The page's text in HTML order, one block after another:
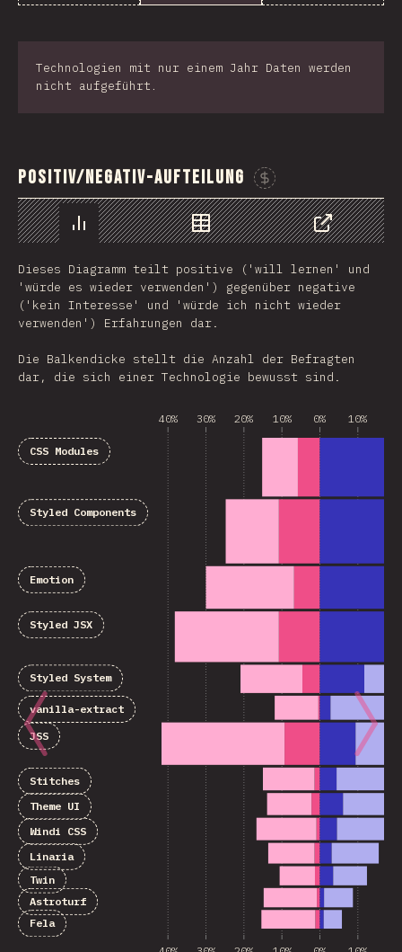
Technologien mit nur einem Jahr Daten werden
nicht aufgeführt.
Positiv/Negativ-Aufteilung
Chart Data
Share
Dieses Diagramm teilt positive ('will lernen' und
'würde es wieder verwenden') gegenüber negative
('kein Interesse' und 'würde ich nicht wieder
verwenden') Erfahrungen dar.
Die Balkendicke stellt die Anzahl der Befragten
dar, die sich einer Technologie bewusst sind.
40% 30% 20% 10% 0% 10%
CSS Modules
Styled Components
Emotion
Styled JSX
Styled System
vanilla-extract
JSS
Stitches
Theme UI
Windi CSS
Linaria
Twin
Astroturf
Fela